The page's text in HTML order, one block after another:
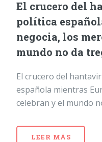
El crucero del
política
negocia, los
mundo no da
El crucero del
española mientras
celebran y el mundo
LEER MÁS